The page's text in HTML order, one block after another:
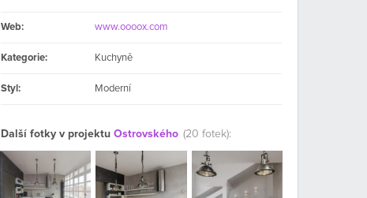
Web: www.oooox.com
Kategorie: Kuchyně
Styl: Moderní
Další fotky v projektu Ostrovského (20 fotek):